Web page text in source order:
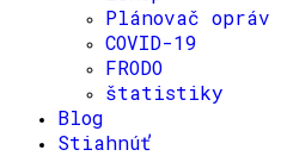
Plánovač opráv
COVID-19
FRODO
štatistiky
Blog
Stiahnúť